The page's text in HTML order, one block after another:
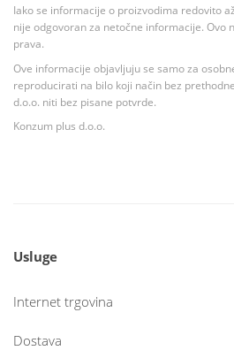
Iako se informacije o proizvodima redovito
nije odgovoran za netočne informacije. Ovo
prava.
Ove informacije objavljuju se samo za
reproducirati na bilo koji način bez
d.o.o. niti bez pisane potvrde.
Konzum plus d.o.o.
Usluge
Internet trgovina
Dostava